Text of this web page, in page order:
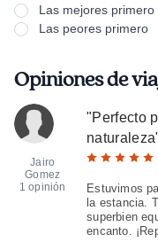
Las mejores primero
Las peores primero
Opiniones de
Jairo
Gomez
1 opinión
"Perfecto
naturaleza
Estuvimos
la estancia.
superbien
encanto.